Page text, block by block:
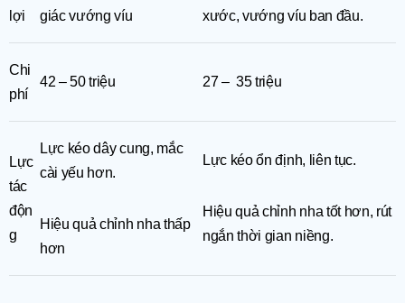
lợi
giác vướng víu
xước, vướng víu ban đầu.
Chi
phí
42 – 50 triệu 27 – 35 triệu
Lực
tác
độn
g
Lực kéo dây cung, mắc
cài yếu hơn.
Hiệu quả chỉnh nha thấp
hơn
Lực kéo ổn định, liên tục.
Hiệu quả chỉnh nha tốt hơn, rút
ngắn thời gian niềng.